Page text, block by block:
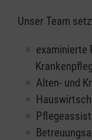
Unser Team
examinierte
Alten- und